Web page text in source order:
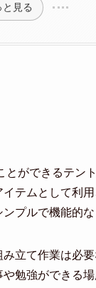
と見る
ができるテン
テムとして利
プルで機能的
立て作業は必
勉強ができる